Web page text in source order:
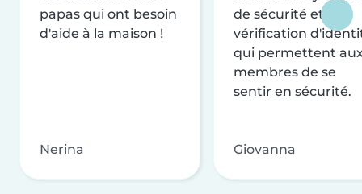
papas qui ont besoin
d'aide à la maison !
Nerina
de sécurité et de
vérification
qui permettent
membres de se
sentir en sécurité.
Giovanna